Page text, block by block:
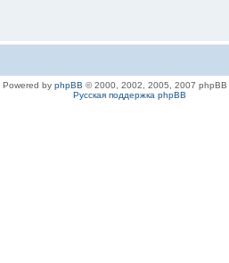
Powered by phpBB © 2000, 2002, 2005, 2007 phpBB
Русская поддержка phpBB